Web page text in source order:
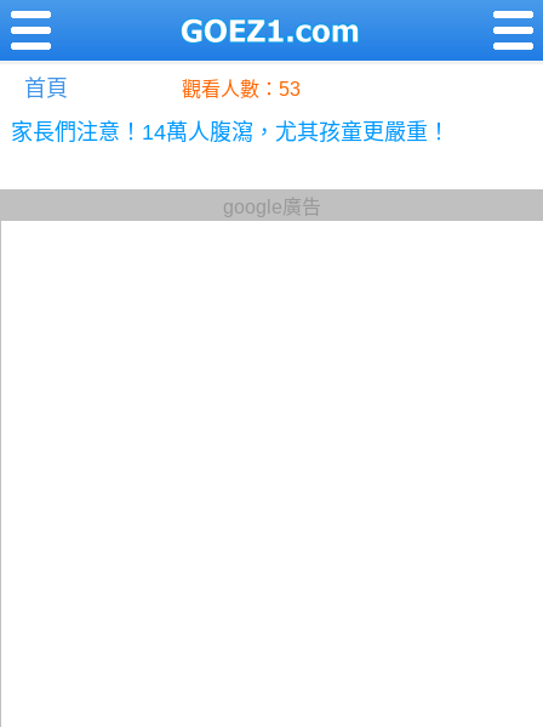
首頁 觀看人數：53
家長們注意！14萬人腹瀉，尤其孩童更嚴重！
google廣告